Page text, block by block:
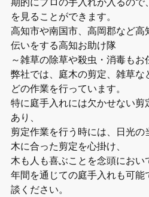
を見ることができます。
高知市や南国市、高岡郡など
伝いをする高知お助け隊
～雑草の除草や殺虫・消毒もお
弊社では、庭木の剪定、雑草
どの作業を行っています。
特に庭手入れには欠かせない
あり、
剪定作業を行う時には、日光
木に合った剪定を心掛け、
木も人も喜ぶことを念頭におい
年間を通じての庭手入れも可
談ください。